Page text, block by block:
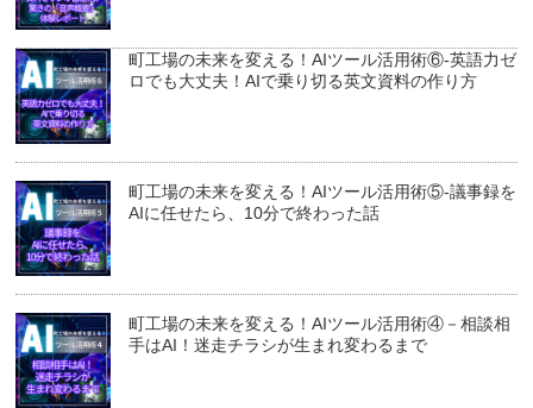
町工場の未来を変える！AIツール活用術⑥-英語力ゼ
ロでも大丈夫！AIで乗り切る英文資料の作り方
町工場の未来を変える！AIツール活用術⑤-議事録を
AIに任せたら、10分で終わった話
町工場の未来を変える！AIツール活用術④－相談相
手はAI！迷走チラシが生まれ変わるまで